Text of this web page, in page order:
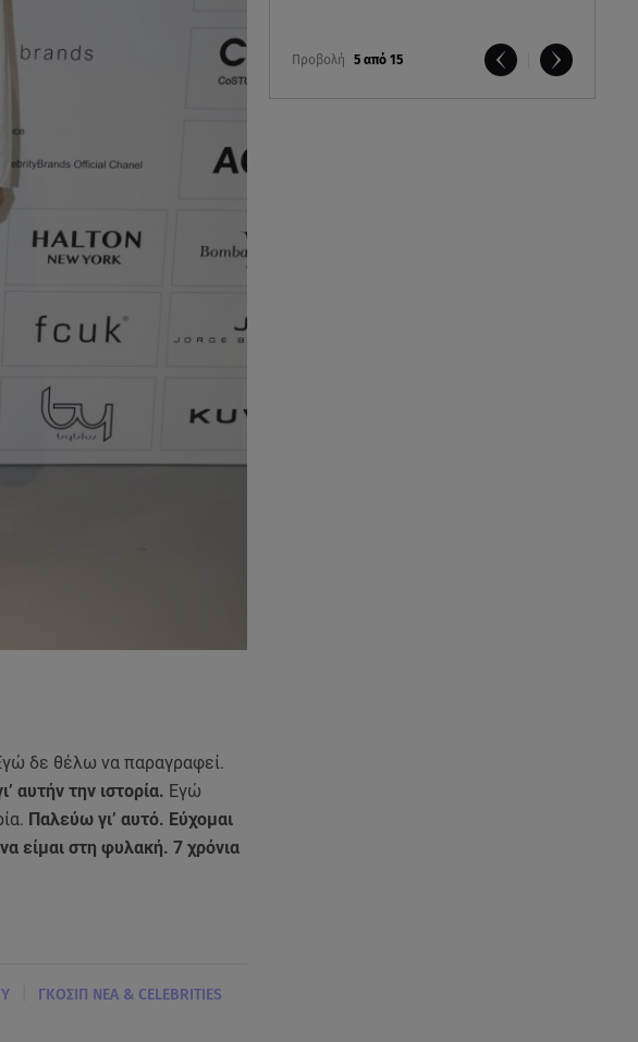
Προβολή 5 από 15
δε θέλω να παραγραφεί.
αυτήν την ιστορία. Εγώ
Παλεύω γι’ αυτό. Εύχομαι
είμαι στη φυλακή. 7 χρόνια
ΓΚΟΣΙΠ ΝΕΑ & CELEBRITIES